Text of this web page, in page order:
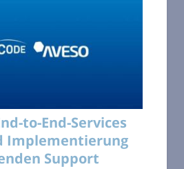
to-End-Services
Implementierung
Support